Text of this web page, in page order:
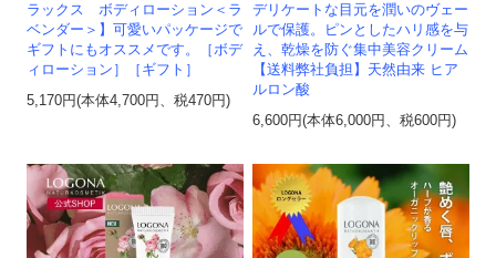
ラックス ボディローション＜ラ
ベンダー＞】可愛いパッケージで
ギフトにもオススメです。［ボデ
ィローション］［ギフト］
5,170円(本体4,700円、税470円)
デリケートな目元を潤いのヴェー
ルで保護。ピンとしたハリ感を与
え、乾燥を防ぐ集中美容クリーム
【送料弊社負担】天然由来 ヒア
ルロン酸
6,600円(本体6,000円、税600円)